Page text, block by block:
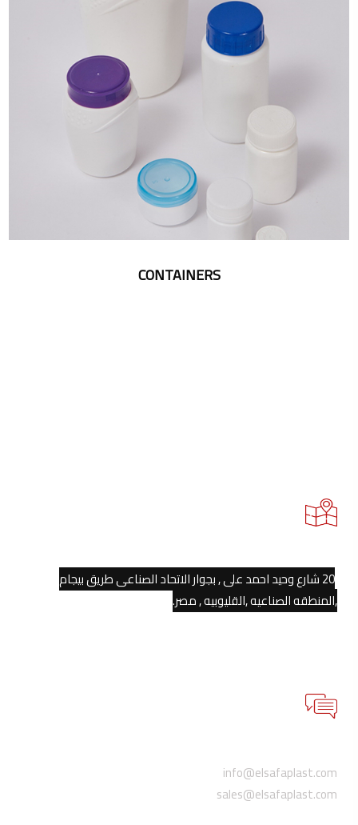
CONTAINERS
20 شارع وحيد احمد على , بجوار الاتحاد الصناعى طريق بيجام
,المنطقه الصناعيه ,القليوبيه , مصر.
info@elsafaplast.com
sales@elsafaplast.com